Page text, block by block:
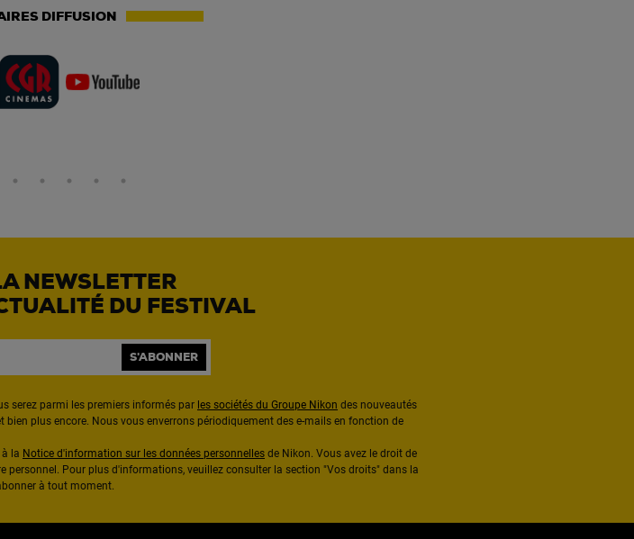
DIFFUSION
NEWSLETTER
DU FESTIVAL
S'ABONNER
serez parmi les premiers informés par les sociétés du Groupe Nikon des nouveautés
bien plus encore. Nous vous enverrons périodiquement des e-mails en fonction de
la Notice d'information sur les données personnelles de Nikon. Vous avez le droit de
Pour plus d'informations, veuillez consulter la section "Vos droits" dans la
à tout moment.